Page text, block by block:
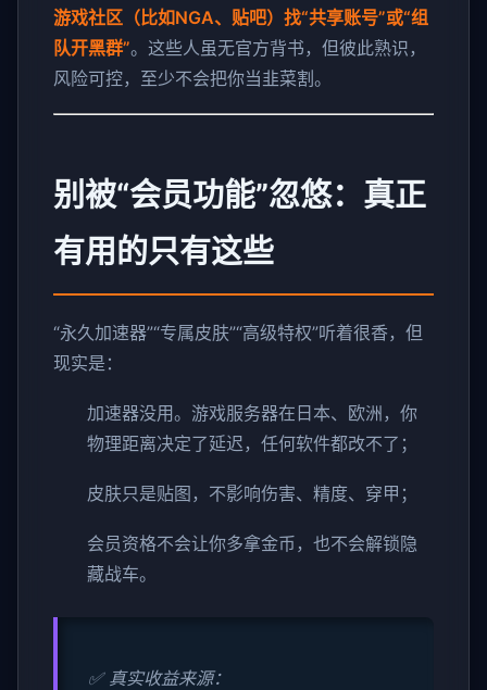
游戏社区（比如NGA、贴吧）找“共享账号”或“组
队开黑群”。这些人虽无官方背书，但彼此熟识，
风险可控，至少不会把你当韭菜割。
别被“会员功能”忽悠：真正
有用的只有这些
“永久加速器”“专属皮肤”“高级特权”听着很香，但
现实是：
加速器没用。游戏服务器在日本、欧洲，你
物理距离决定了延迟，任何软件都改不了；
皮肤只是贴图，不影响伤害、精度、穿甲；
会员资格不会让你多拿金币，也不会解锁隐
藏战车。
✅ 真实收益来源：